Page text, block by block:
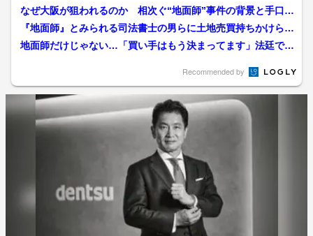
なぜ大阪が狙われるのか 相次ぐ“地面師”事件の背景と手口
理由は「競争エリア」「...
『地面師』とみられる司法書士の男らに土地売買持ちかけられ
た不動産関係者が独自証言...
地面師だけじゃない…「買い手はもう決まってます」法廷で暴
Recommended by